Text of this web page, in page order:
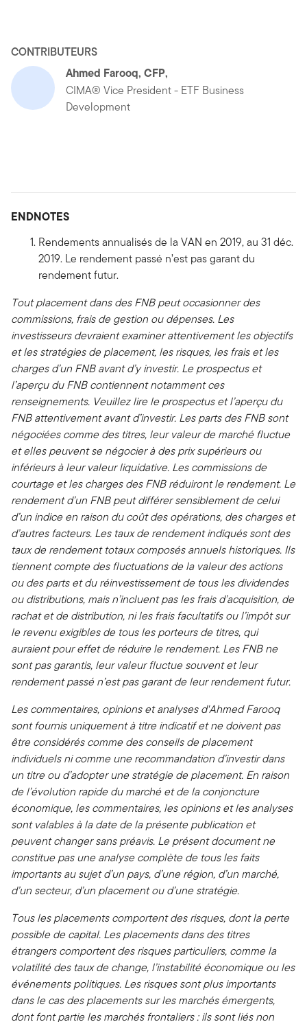
CONTRIBUTEURS
Ahmed Farooq, CFP,
CIMA® Vice President - ETF Business
Development
ENDNOTES
Rendements annualisés de la VAN en 2019, au 31 déc.
2019. Le rendement passé n’est pas garant du
rendement futur.
Tout placement dans des FNB peut occasionner des
commissions, frais de gestion ou dépenses. Les
investisseurs devraient examiner attentivement les objectifs
et les stratégies de placement, les risques, les frais et les
charges d’un FNB avant d’y investir. Le prospectus et
l’aperçu du FNB contiennent notamment ces
renseignements. Veuillez lire le prospectus et l’aperçu du
FNB attentivement avant d’investir. Les parts des FNB sont
négociées comme des titres, leur valeur de marché fluctue
et elles peuvent se négocier à des prix supérieurs ou
inférieurs à leur valeur liquidative. Les commissions de
courtage et les charges des FNB réduiront le rendement. Le
rendement d’un FNB peut différer sensiblement de celui
d’un indice en raison du coût des opérations, des charges et
d’autres facteurs. Les taux de rendement indiqués sont des
taux de rendement totaux composés annuels historiques. Ils
tiennent compte des fluctuations de la valeur des actions
ou des parts et du réinvestissement de tous les dividendes
ou distributions, mais n’incluent pas les frais d’acquisition, de
rachat et de distribution, ni les frais facultatifs ou l’impôt sur
le revenu exigibles de tous les porteurs de titres, qui
auraient pour effet de réduire le rendement. Les FNB ne
sont pas garantis, leur valeur fluctue souvent et leur
rendement passé n’est pas garant de leur rendement futur.
Les commentaires, opinions et analyses d'Ahmed Farooq
sont fournis uniquement à titre indicatif et ne doivent pas
être considérés comme des conseils de placement
individuels ni comme une recommandation d’investir dans
un titre ou d’adopter une stratégie de placement. En raison
de l’évolution rapide du marché et de la conjoncture
économique, les commentaires, les opinions et les analyses
sont valables à la date de la présente publication et
peuvent changer sans préavis. Le présent document ne
constitue pas une analyse complète de tous les faits
importants au sujet d’un pays, d’une région, d’un marché,
d’un secteur, d’un placement ou d’une stratégie.
Tous les placements comportent des risques, dont la perte
possible de capital. Les placements dans des titres
étrangers comportent des risques particuliers, comme la
volatilité des taux de change, l’instabilité économique ou les
événements politiques. Les risques sont plus importants
dans le cas des placements sur les marchés émergents,
dont font partie les marchés frontaliers : ils sont liés non